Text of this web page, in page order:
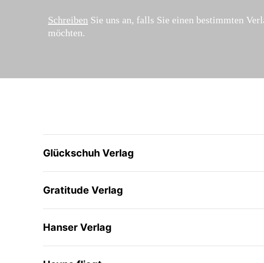
Schreiben Sie uns an, falls Sie einen bestimmten
möchten.
Glückschuh Verlag
Gratitude Verlag
Hanser Verlag